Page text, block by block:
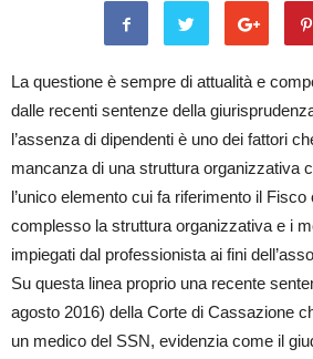
La questione è sempre di attualità e
dalle recenti sentenze della
l’assenza di dipendenti è uno dei fattori
mancanza di una struttura organizzativa
l’unico elemento cui fa riferimento il
complesso la struttura organizzativa e i
impiegati dal professionista ai fini
Su questa linea proprio una recente
agosto 2016) della Corte di Cassazione
un medico del SSN, evidenzia come il